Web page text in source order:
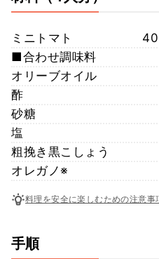
ミニトマト
■合わせ調味料
オリーブオイル
酢
砂糖
塩
粗挽き黒こしょう
オレガノ※
料理を安全に楽しむための注意事
手順